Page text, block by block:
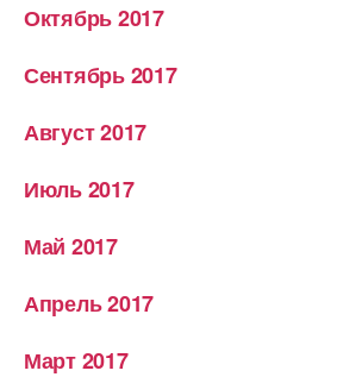
Октябрь 2017
Сентябрь 2017
Август 2017
Июль 2017
Май 2017
Апрель 2017
Март 2017